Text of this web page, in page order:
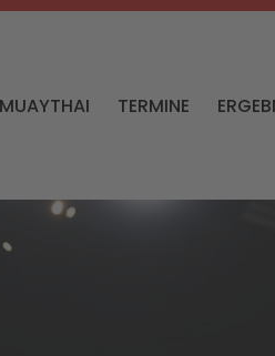
MUAYTHAI TERMINE